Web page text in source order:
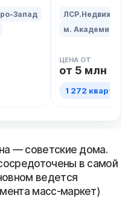
Запад
м.
ЦЕНА ОТ
от 5 млн ₽
1 272 квартиры
— советские дома.
в самой
ведется
масс-маркет)